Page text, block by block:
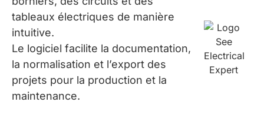
tableaux électriques de manière
intuitive.
Le logiciel facilite la documentation,
la normalisation et l’export des
projets pour la production et la
maintenance.